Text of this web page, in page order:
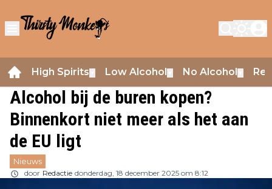
High Spirits Low Alcohol No Alcohol
Alcohol bij de buren kopen?
Binnenkort niet meer als het aan
de EU ligt
Nieuws
door Redactie donderdag, 18 december 2025 om 8:12